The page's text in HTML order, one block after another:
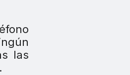
las